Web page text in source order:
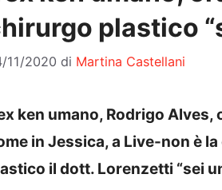
plastico
11/2020 di Martina Castellani
ken umano, Rodrigo
in Jessica, a Live-non è
il dott. Lorenzetti “sei